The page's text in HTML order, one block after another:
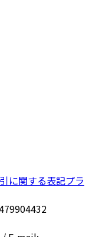
に関する表記プラ